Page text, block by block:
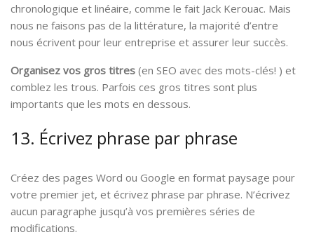
chronologique et linéaire, comme le fait Jack Kerouac. Mais
nous ne faisons pas de la littérature, la majorité d’entre
nous écrivent pour leur entreprise et assurer leur succès.
Organisez vos gros titres (en SEO avec des mots-clés! ) et
comblez les trous. Parfois ces gros titres sont plus
importants que les mots en dessous.
13. Écrivez phrase par phrase
Créez des pages Word ou Google en format paysage pour
votre premier jet, et écrivez phrase par phrase. N’écrivez
aucun paragraphe jusqu’à vos premières séries de
modifications.